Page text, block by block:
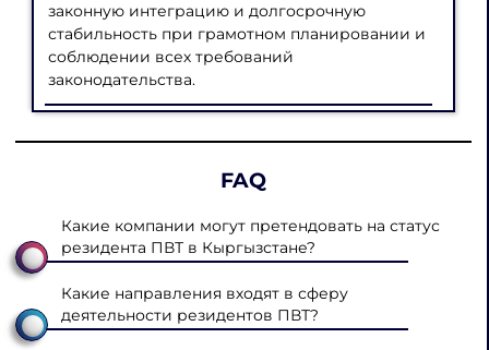
законную интеграцию и долгосрочную
стабильность при грамотном планировании и
соблюдении всех требований
законодательства.
FAQ
Какие компании могут претендовать на статус
резидента ПВТ в Кыргызстане?
Какие направления входят в сферу
деятельности резидентов ПВТ?